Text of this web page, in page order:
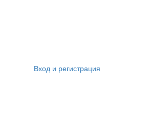
Вход и регистрация